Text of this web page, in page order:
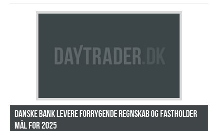
Danske Bank levere forrygende regnskab og fastholder
mål for 2025